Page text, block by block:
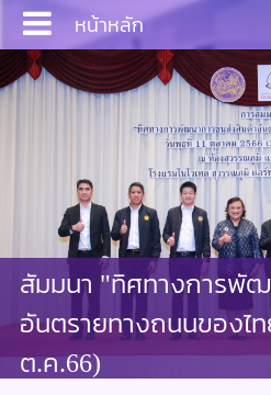
หน้าหลัก
บริการ
ประชาสัมพันธ์
หน้าหลัก
สัมมนา "ทิศทางการพั
อันตรายทางถนนของไ
ต.ค.66)